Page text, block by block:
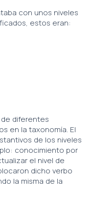
con unos niveles
estos eran:
diferentes
en la taxonomía. El
de los niveles
conocimiento por
el nivel de
dicho verbo
la misma de la